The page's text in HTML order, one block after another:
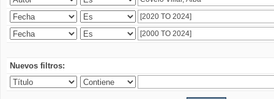
Nuevos filtros: